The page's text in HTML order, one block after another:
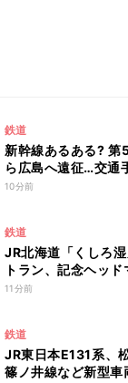
鉄道
新幹線あるある? 第
ら広島へ遠征…交通
10分前
鉄道
JR北海道「くしろ
トラン、記念ヘッド
11分前
鉄道
JR東日本E131系、
篠ノ井線など新型車